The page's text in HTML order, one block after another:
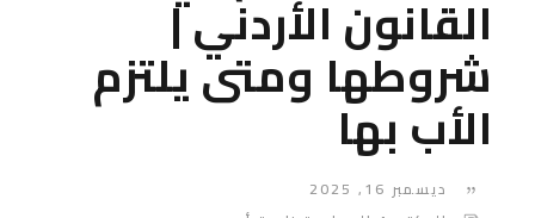
القانون الأردني |
شروطها ومتى يلتزم
الأب بها
ديسمبر 16, 2025